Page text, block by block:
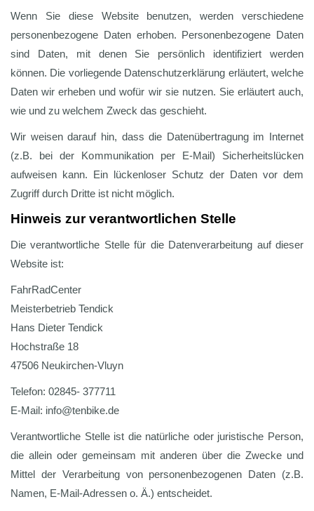
Wenn Sie diese Website benutzen, werden verschiedene
personenbezogene Daten erhoben. Personenbezogene Daten
sind Daten, mit denen Sie persönlich identifiziert werden
können. Die vorliegende Datenschutzerklärung erläutert, welche
Daten wir erheben und wofür wir sie nutzen. Sie erläutert auch,
wie und zu welchem Zweck das geschieht.
Wir weisen darauf hin, dass die Datenübertragung im Internet
(z.B. bei der Kommunikation per E-Mail) Sicherheitslücken
aufweisen kann. Ein lückenloser Schutz der Daten vor dem
Zugriff durch Dritte ist nicht möglich.
Hinweis zur verantwortlichen Stelle
Die verantwortliche Stelle für die Datenverarbeitung auf dieser
Website ist:
FahrRadCenter
Meisterbetrieb Tendick
Hans Dieter Tendick
Hochstraße 18
47506 Neukirchen-Vluyn
Telefon: 02845- 377711
E-Mail: info@tenbike.de
Verantwortliche Stelle ist die natürliche oder juristische Person,
die allein oder gemeinsam mit anderen über die Zwecke und
Mittel der Verarbeitung von personenbezogenen Daten (z.B.
Namen, E-Mail-Adressen o. Ä.) entscheidet.